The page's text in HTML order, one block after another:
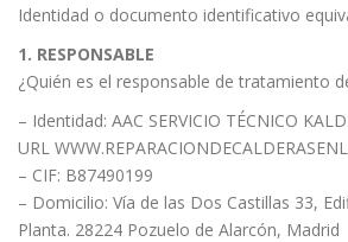
Identidad o documento identificativo
1. RESPONSABLE
¿Quién es el responsable de tratamiento
– Identidad: AAC SERVICIO TÉCNICO
URL
– CIF: B87490199
– Domicilio: Vía de las Dos Castillas 33,
Planta. 28224 Pozuelo de Alarcón, Madrid